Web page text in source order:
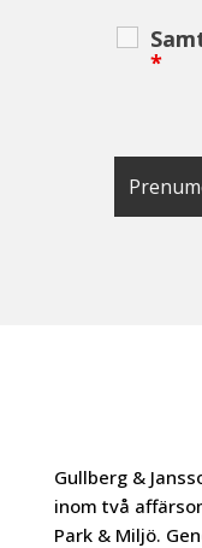
*
Gullberg &
inom två
Park & Miljö.